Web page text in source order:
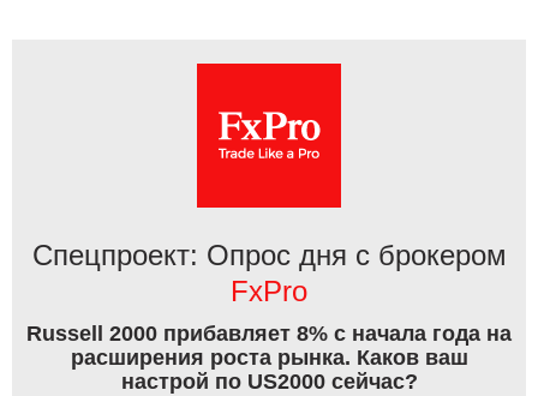
Спецпроект: Опрос дня с брокером
FxPro
Russell 2000 прибавляет 8% с начала года на
расширения роста рынка. Каков ваш
настрой по US2000 сейчас?